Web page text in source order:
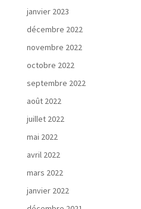
janvier 2023
décembre 2022
novembre 2022
octobre 2022
septembre 2022
août 2022
juillet 2022
mai 2022
avril 2022
mars 2022
janvier 2022